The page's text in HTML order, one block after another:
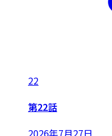
22
第22話